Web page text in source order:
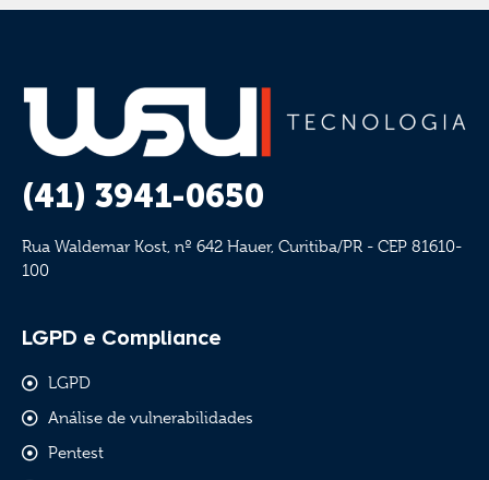
(41) 3941-0650
Rua Waldemar Kost, nº 642 Hauer, Curitiba/PR - CEP 81610-
100
LGPD e Compliance
LGPD
Análise de vulnerabilidades
Pentest